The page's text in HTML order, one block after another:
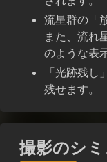
流星群の「
また、流れ
のような表
「光跡残
残せます。
撮影のシ